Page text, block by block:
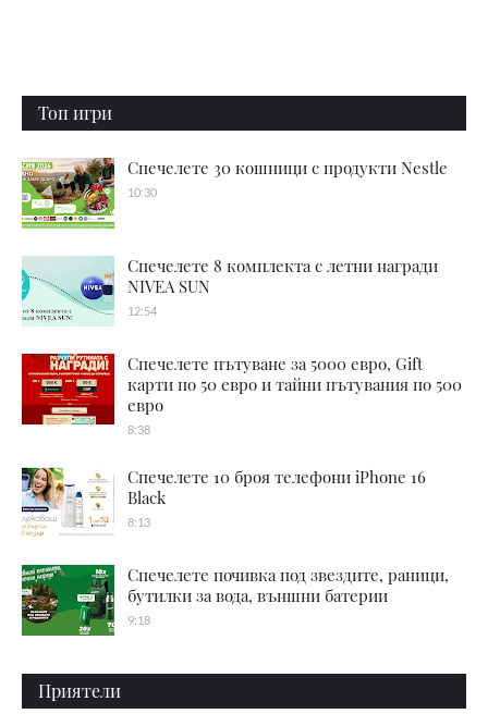
Топ игри
Спечелете 30 кошници с продукти Nestle
10:30
Спечелете 8 комплекта с летни награди
NIVEA SUN
12:54
Спечелете пътуване за 5000 евро, Gift
карти по 50 евро и тайни пътувания по 500
евро
8:38
Спечелете 10 броя телефони iPhone 16
Black
8:13
Спечелете почивка под звездите, раници,
бутилки за вода, външни батерии
9:18
Приятели